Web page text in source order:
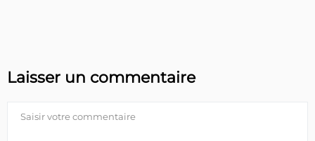
Laisser un commentaire